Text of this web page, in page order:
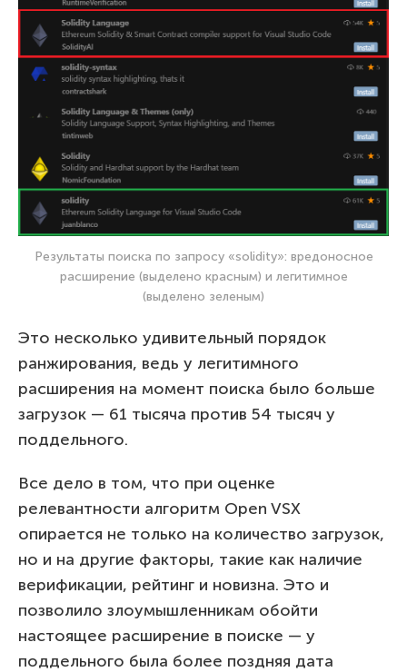
Результаты поиска по запросу «solidity»: вредоносное
расширение (выделено красным) и легитимное
(выделено зеленым)
Это несколько удивительный порядок
ранжирования, ведь у легитимного
расширения на момент поиска было больше
загрузок — 61 тысяча против 54 тысяч у
поддельного.
Все дело в том, что при оценке
релевантности алгоритм Open VSX
опирается не только на количество загрузок,
но и на другие факторы, такие как наличие
верификации, рейтинг и новизна. Это и
позволило злоумышленникам обойти
настоящее расширение в поиске — у
поддельного была более поздняя дата